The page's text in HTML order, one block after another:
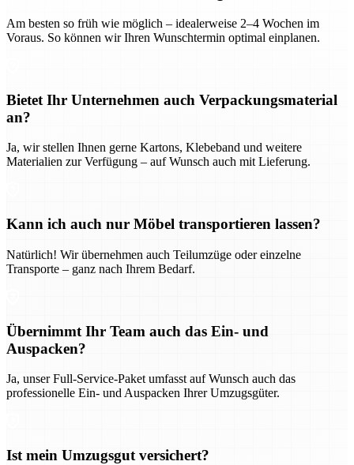
Am besten so früh wie möglich – idealerweise 2–4 Wochen im
Voraus. So können wir Ihren Wunschtermin optimal einplanen.
Bietet Ihr Unternehmen auch Verpackungsmaterial
an?
Ja, wir stellen Ihnen gerne Kartons, Klebeband und weitere
Materialien zur Verfügung – auf Wunsch auch mit Lieferung.
Kann ich auch nur Möbel transportieren lassen?
Natürlich! Wir übernehmen auch Teilumzüge oder einzelne
Transporte – ganz nach Ihrem Bedarf.
Übernimmt Ihr Team auch das Ein- und
Auspacken?
Ja, unser Full-Service-Paket umfasst auf Wunsch auch das
professionelle Ein- und Auspacken Ihrer Umzugsgüter.
Ist mein Umzugsgut versichert?